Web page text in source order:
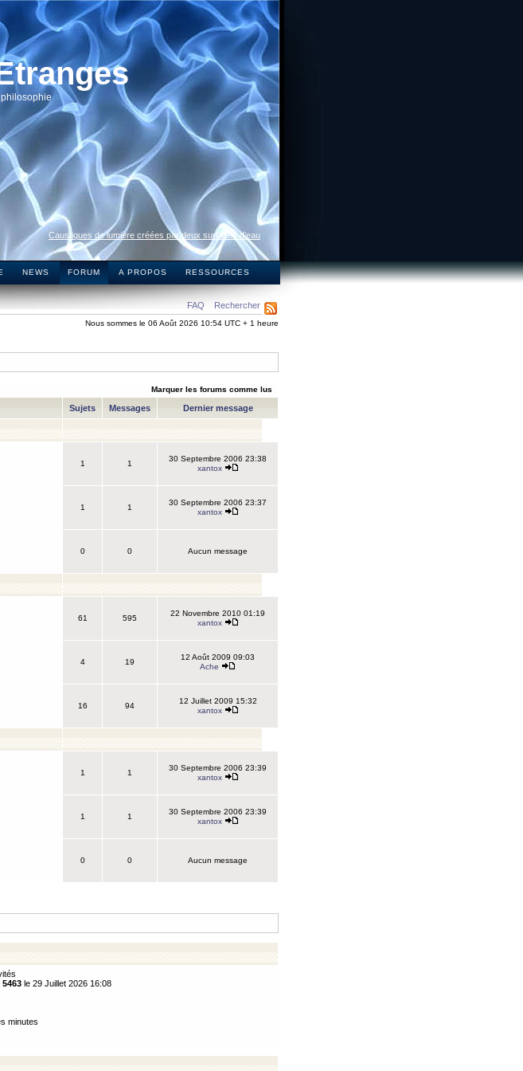
Caustiques de lumière créées par deux surfaces d’eau
NEWS FORUM A PROPOS RESSOURCES
FAQ Rechercher
Nous sommes le 06 Août 2026 10:54 UTC + 1 heure
Marquer les forums comme lus
Sujets Messages Dernier message
1 1
30 Septembre 2006 23:38
xantox
1 1
30 Septembre 2006 23:37
xantox
0 0 Aucun message
61 595
22 Novembre 2010 01:19
xantox
4 19
12 Août 2009 09:03
Ache
16 94
12 Juillet 2009 15:32
xantox
1 1
30 Septembre 2006 23:39
xantox
1 1
30 Septembre 2006 23:39
xantox
0 0 Aucun message
5463 le 29 Juillet 2026 16:08
minutes